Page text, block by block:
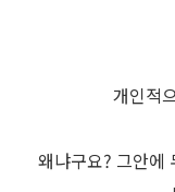
개인적
왜냐구요? 그안에